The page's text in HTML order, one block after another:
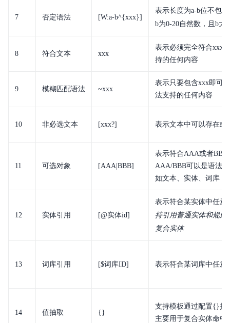
7 否定语法 [W:a-b^{xxx}]
表示长度为a-b位不包
b为0-20自然数，且b大
8 符合文本 xxx
表示必须完全符合xxx
持的任何内容
9 模糊匹配语法 ~xxx
表示只要包含xxx即可
法支持的任何内容
10 非必选文本 [xxx?] 表示文本中可以存在或
11 可选对象 [AAA|BBB]
表示符合AAA或者BBB
AAA/BBB可以是语法
如文本、实体、词库
12 实体引用 [@实体id]
表示符合某实体中任意
持引用普通实体和规则
复合实体
13 词库引用 [$词库ID] 表示符合某词库中任意
14 值抽取 {}
支持模板通过配置{}抽
主要用于复合实体命中